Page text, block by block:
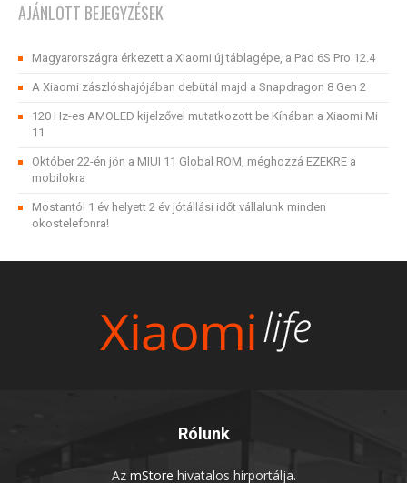
AJÁNLOTT BEJEGYZÉSEK
Magyarországra érkezett a Xiaomi új táblagépe, a Pad 6S Pro 12.4
A Xiaomi zászlóshajójában debütál majd a Snapdragon 8 Gen 2
120 Hz-es AMOLED kijelzővel mutatkozott be Kínában a Xiaomi Mi
11
Október 22-én jön a MIUI 11 Global ROM, méghozzá EZEKRE a
mobilokra
Mostantól 1 év helyett 2 év jótállási időt vállalunk minden
okostelefonra!
Rólunk
Az mStore hivatalos hírportálja.